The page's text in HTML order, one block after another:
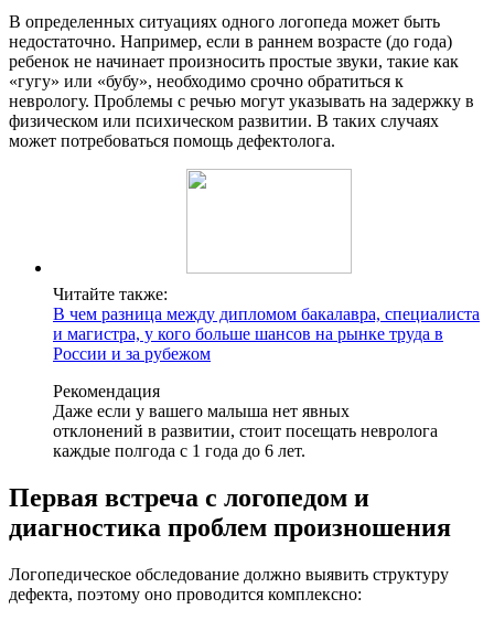
В определенных ситуациях одного логопеда может быть
недостаточно. Например, если в раннем возрасте (до года)
ребенок не начинает произносить простые звуки, такие как
«гугу» или «бубу», необходимо срочно обратиться к
неврологу. Проблемы с речью могут указывать на задержку в
физическом или психическом развитии. В таких случаях
может потребоваться помощь дефектолога.
Читайте также:
В чем разница между дипломом бакалавра, специалиста
и магистра, у кого больше шансов на рынке труда в
России и за рубежом
Рекомендация
Даже если у вашего малыша нет явных
отклонений в развитии, стоит посещать невролога
каждые полгода с 1 года до 6 лет.
Первая встреча с логопедом и
диагностика проблем произношения
Логопедическое обследование должно выявить структуру
дефекта, поэтому оно проводится комплексно: